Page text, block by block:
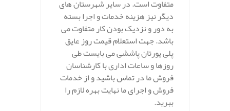
متفاوت است. در سایر شهرستان های
دیگر نیز هزینه خدمات و اجرا بسته
به دور و نزدیک بودن کار متفاوت می
باشد. جهت استعلام قیمت روز عایق
پلی یورتان پاششی می بایست طی
روزها و ساعات اداری با کارشناسان
فروش ما در تماس باشید و از خدمات
فروش و اجرای ما نهایت بهره لازم را
ببرید.